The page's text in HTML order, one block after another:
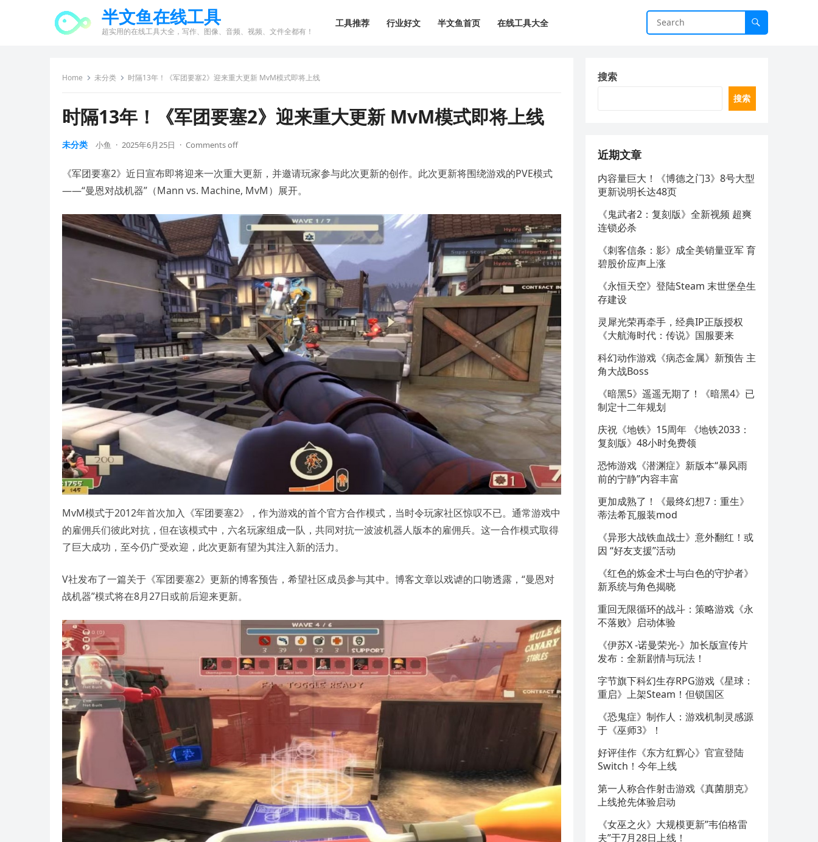
半文鱼在线工具
超实用的在线工具大全，写作、图像、音频、视频、文件全都有！
工具推荐 行业好文 半文鱼首页 在线工具大全
Home 未分类 时隔13年！《军团要塞2》迎来重大更新 MvM模式即将上线
时隔13年！《军团要塞2》迎来重大更新 MvM模式即将上线
未分类 小鱼 · 2025年6月25日 · Comments off
《军团要塞2》近日宣布即将迎来一次重大更新，并邀请玩家参与此次更新的创作。此次更新将围绕游戏的PVE模式
——“曼恩对战机器”（Mann vs. Machine, MvM）展开。
MvM模式于2012年首次加入《军团要塞2》，作为游戏的首个官方合作模式，当时令玩家社区惊叹不已。通常游戏中
的雇佣兵们彼此对抗，但在该模式中，六名玩家组成一队，共同对抗一波波机器人版本的雇佣兵。这一合作模式取得
了巨大成功，至今仍广受欢迎，此次更新有望为其注入新的活力。
V社发布了一篇关于《军团要塞2》更新的博客预告，希望社区成员参与其中。博客文章以戏谑的口吻透露，“曼恩对
战机器”模式将在8月27日或前后迎来更新。
搜索
搜索
近期文章
内容量巨大！《博德之门3》8号大型
更新说明长达48页
《鬼武者2：复刻版》全新视频 超爽
连锁必杀
《刺客信条：影》成全美销量亚军 育
碧股价应声上涨
《永恒天空》登陆Steam 末世堡垒生
存建设
灵犀光荣再牵手，经典IP正版授权
《大航海时代：传说》国服要来
科幻动作游戏《病态金属》新预告 主
角大战Boss
《暗黑5》遥遥无期了！《暗黑4》已
制定十二年规划
庆祝《地铁》15周年 《地铁2033：
复刻版》48小时免费领
恐怖游戏《潜渊症》新版本“暴风雨
前的宁静”内容丰富
更加成熟了！《最终幻想7：重生》
蒂法希瓦服装mod
《异形大战铁血战士》意外翻红！或
因 “好友支援”活动
《红色的炼金术士与白色的守护者》
新系统与角色揭晓
重回无限循环的战斗：策略游戏《永
不落败》启动体验
《伊苏X -诺曼荣光-》加长版宣传片
发布：全新剧情与玩法！
字节旗下科幻生存RPG游戏《星球：
重启》上架Steam！但锁国区
《恐鬼症》制作人：游戏机制灵感源
于《巫师3》！
好评佳作《东方红辉心》官宣登陆
Switch！今年上线
第一人称合作射击游戏《真菌朋克》
上线抢先体验启动
《女巫之火》大规模更新”韦伯格雷
夫”于7月28日上线！